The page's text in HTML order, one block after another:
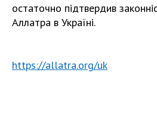
остаточно підтвердив
Аллатра в Україні.
https://allatra.org/uk